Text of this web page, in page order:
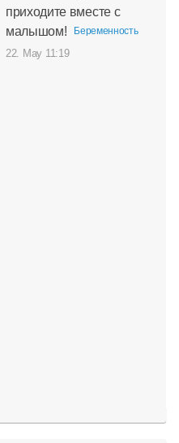
приходите вместе с
малышом!
Беременность
22. May 11:19